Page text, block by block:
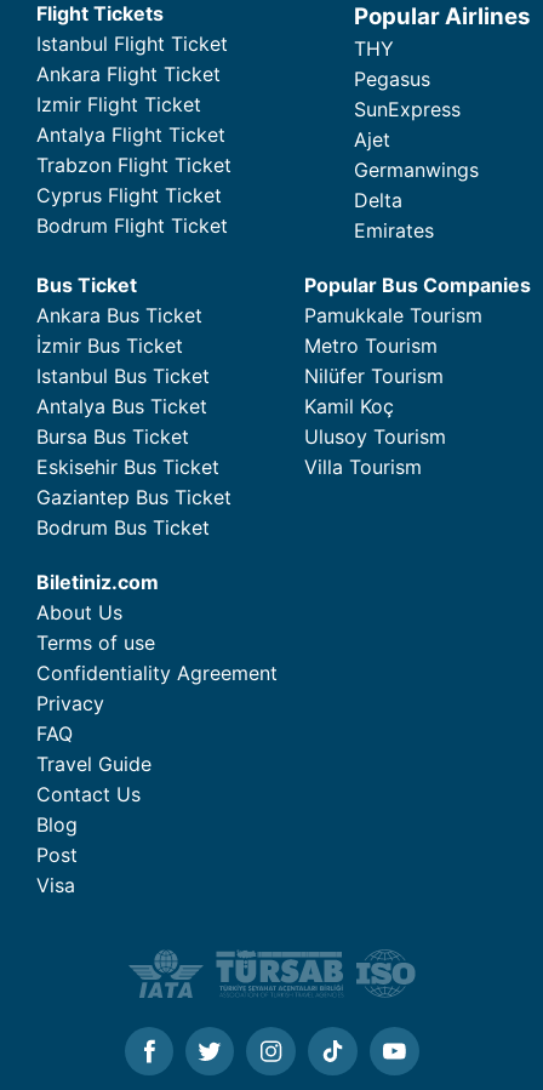
Flight Tickets
Istanbul Flight Ticket
Ankara Flight Ticket
Izmir Flight Ticket
Antalya Flight Ticket
Trabzon Flight Ticket
Cyprus Flight Ticket
Bodrum Flight Ticket
Popular Airlines
THY
Pegasus
SunExpress
Ajet
Germanwings
Delta
Emirates
Bus Ticket
Ankara Bus Ticket
İzmir Bus Ticket
Istanbul Bus Ticket
Antalya Bus Ticket
Bursa Bus Ticket
Eskisehir Bus Ticket
Gaziantep Bus Ticket
Bodrum Bus Ticket
Popular Bus Companies
Pamukkale Tourism
Metro Tourism
Nilüfer Tourism
Kamil Koç
Ulusoy Tourism
Villa Tourism
Biletiniz.com
About Us
Terms of use
Confidentiality Agreement
Privacy
FAQ
Travel Guide
Contact Us
Blog
Post
Visa